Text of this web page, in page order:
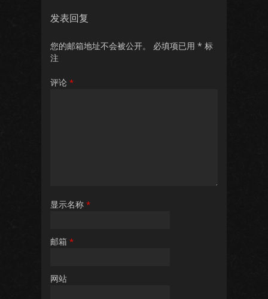
发表回复
您的邮箱地址不会被公开。 必填项已用 * 标
注
评论 *
显示名称 *
邮箱 *
网站